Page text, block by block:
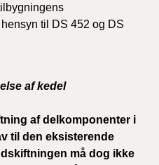
til DS 452 og DS
af kedel
af delkomponenter i
til den eksisterende
må dog ikke